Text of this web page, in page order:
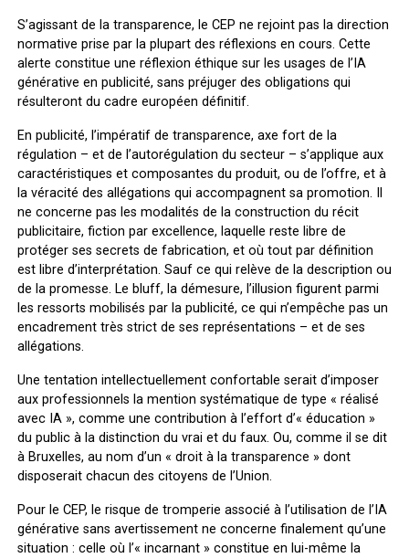
S’agissant de la transparence, le CEP ne rejoint pas la direction
normative prise par la plupart des réflexions en cours. Cette
alerte constitue une réflexion éthique sur les usages de l’IA
générative en publicité, sans préjuger des obligations qui
résulteront du cadre européen définitif.
En publicité, l’impératif de transparence, axe fort de la
régulation – et de l’autorégulation du secteur – s’applique aux
caractéristiques et composantes du produit, ou de l’offre, et à
la véracité des allégations qui accompagnent sa promotion. Il
ne concerne pas les modalités de la construction du récit
publicitaire, fiction par excellence, laquelle reste libre de
protéger ses secrets de fabrication, et où tout par définition
est libre d’interprétation. Sauf ce qui relève de la description ou
de la promesse. Le bluff, la démesure, l’illusion figurent parmi
les ressorts mobilisés par la publicité, ce qui n’empêche pas un
encadrement très strict de ses représentations – et de ses
allégations.
Une tentation intellectuellement confortable serait d’imposer
aux professionnels la mention systématique de type « réalisé
avec IA », comme une contribution à l’effort d’« éducation »
du public à la distinction du vrai et du faux. Ou, comme il se dit
à Bruxelles, au nom d’un « droit à la transparence » dont
disposerait chacun des citoyens de l’Union.
Pour le CEP, le risque de tromperie associé à l’utilisation de l’IA
générative sans avertissement ne concerne finalement qu’une
situation : celle où l’« incarnant » constitue en lui-même la